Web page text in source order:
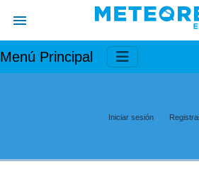
Menú Principal
Iniciar sesión